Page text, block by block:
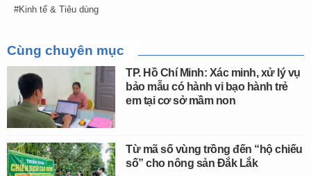
Kinh tế & Tiêu dùng
Cùng chuyên mục
TP. Hồ Chí Minh: Xác minh, xử lý vụ
bảo mẫu có hành vi bạo hành trẻ
em tại cơ sở mầm non
Từ mã số vùng trồng đến “hộ chiếu
số” cho nông sản Đắk Lắk